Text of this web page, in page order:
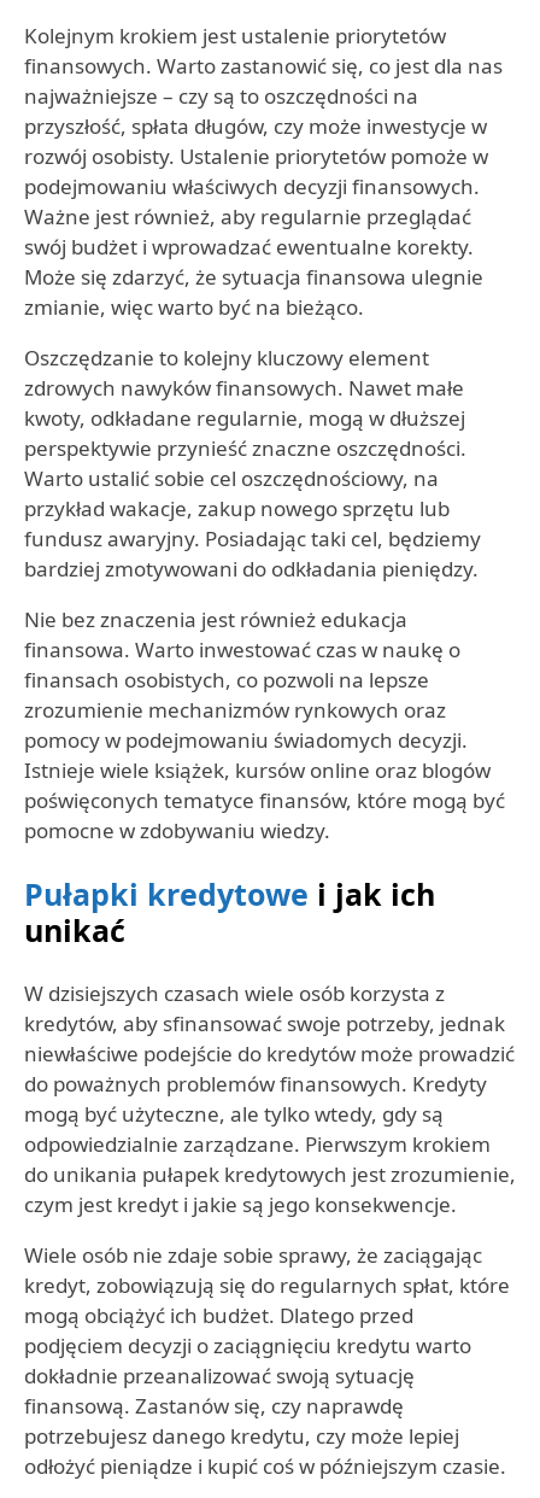
Kolejnym krokiem jest ustalenie priorytetów
finansowych. Warto zastanowić się, co jest dla nas
najważniejsze – czy są to oszczędności na
przyszłość, spłata długów, czy może inwestycje w
rozwój osobisty. Ustalenie priorytetów pomoże w
podejmowaniu właściwych decyzji finansowych.
Ważne jest również, aby regularnie przeglądać
swój budżet i wprowadzać ewentualne korekty.
Może się zdarzyć, że sytuacja finansowa ulegnie
zmianie, więc warto być na bieżąco.
Oszczędzanie to kolejny kluczowy element
zdrowych nawyków finansowych. Nawet małe
kwoty, odkładane regularnie, mogą w dłuższej
perspektywie przynieść znaczne oszczędności.
Warto ustalić sobie cel oszczędnościowy, na
przykład wakacje, zakup nowego sprzętu lub
fundusz awaryjny. Posiadając taki cel, będziemy
bardziej zmotywowani do odkładania pieniędzy.
Nie bez znaczenia jest również edukacja
finansowa. Warto inwestować czas w naukę o
finansach osobistych, co pozwoli na lepsze
zrozumienie mechanizmów rynkowych oraz
pomocy w podejmowaniu świadomych decyzji.
Istnieje wiele książek, kursów online oraz blogów
poświęconych tematyce finansów, które mogą być
pomocne w zdobywaniu wiedzy.
Pułapki kredytowe i jak ich
unikać
W dzisiejszych czasach wiele osób korzysta z
kredytów, aby sfinansować swoje potrzeby, jednak
niewłaściwe podejście do kredytów może prowadzić
do poważnych problemów finansowych. Kredyty
mogą być użyteczne, ale tylko wtedy, gdy są
odpowiedzialnie zarządzane. Pierwszym krokiem
do unikania pułapek kredytowych jest zrozumienie,
czym jest kredyt i jakie są jego konsekwencje.
Wiele osób nie zdaje sobie sprawy, że zaciągając
kredyt, zobowiązują się do regularnych spłat, które
mogą obciążyć ich budżet. Dlatego przed
podjęciem decyzji o zaciągnięciu kredytu warto
dokładnie przeanalizować swoją sytuację
finansową. Zastanów się, czy naprawdę
potrzebujesz danego kredytu, czy może lepiej
odłożyć pieniądze i kupić coś w późniejszym czasie.